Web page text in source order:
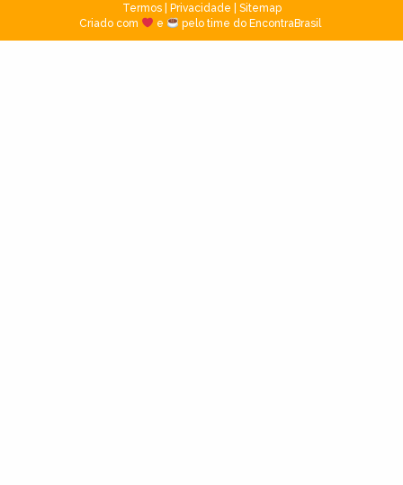
Termos| Privacidade
Sitemap
Criado com
e pelo time do EncontraBrasil